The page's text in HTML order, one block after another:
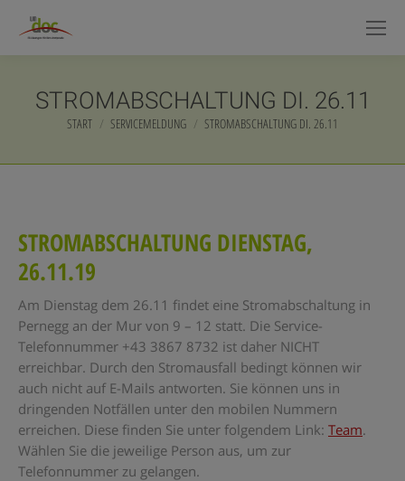
STROMABSCHALTUNG DI. 26.11
Sie befinden sich hier:
START SERVICEMELDUNG STROMABSCHALTUNG DI. 26.11
STROMABSCHALTUNG DIENSTAG,
26.11.19
Am Dienstag dem 26.11 findet eine Stromabschaltung in
Pernegg an der Mur von 9 – 12 statt. Die Service-
Telefonnummer +43 3867 8732 ist daher NICHT
erreichbar. Durch den Stromausfall bedingt können wir
auch nicht auf E-Mails antworten. Sie können uns in
dringenden Notfällen unter den mobilen Nummern
erreichen. Diese finden Sie unter folgendem Link: Team.
Wählen Sie die jeweilige Person aus, um zur
Telefonnummer zu gelangen.